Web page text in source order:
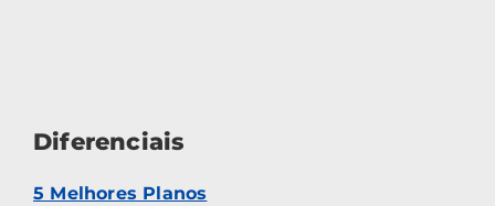
Diferenciais
5 Melhores Planos